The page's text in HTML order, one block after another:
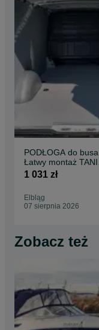
PODŁOGA do busa
Łatwy montaż TANIA
WYSYŁKA -
1 031 zł
Elbląg
07 sierpnia 2026
Zobacz też